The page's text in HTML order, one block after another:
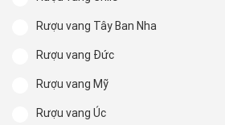
Rượu vang Tây Ban Nha
Rượu vang Đức
Rượu vang Mỹ
Rượu vang Úc